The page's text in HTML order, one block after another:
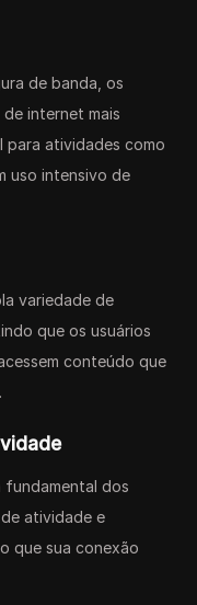
de banda, os
internet mais
para atividades como
uso intensivo de
variedade de
que os usuários
conteúdo que
fundamental dos
atividade e
que sua conexão